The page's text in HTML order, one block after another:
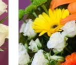
AÑADIR